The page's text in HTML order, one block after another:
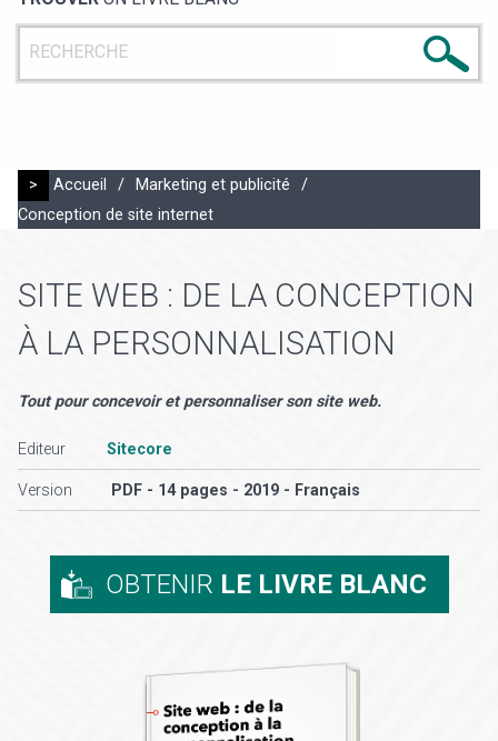
> Accueil / Marketing et publicité
/
Conception de site internet
SITE WEB : DE LA CONCEPTION
À LA PERSONNALISATION
Tout pour concevoir et personnaliser son site web.
Editeur Sitecore
Version PDF - 14 pages - 2019 - Français
OBTENIR LE LIVRE BLANC